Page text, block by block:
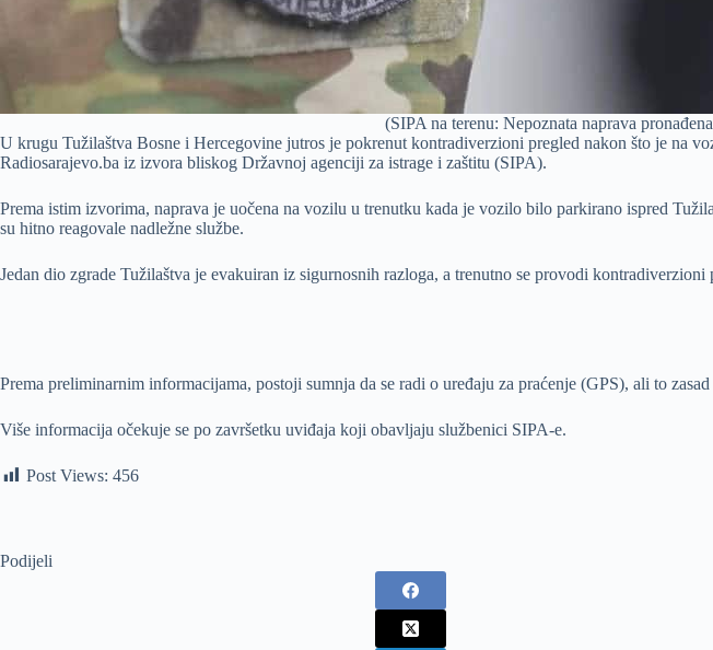
(SIPA na terenu: Nepoznata naprava
U krugu Tužilaštva Bosne i Hercegovine jutros je pokrenut kontradiverzioni pregled nakon što je na
Radiosarajevo.ba iz izvora bliskog Državnoj agenciji za istrage i zaštitu (SIPA).
Prema istim izvorima, naprava je uočena na vozilu u trenutku kada je vozilo bilo parkirano ispred
su hitno reagovale nadležne službe.
Jedan dio zgrade Tužilaštva je evakuiran iz sigurnosnih razloga, a trenutno se provodi
Prema preliminarnim informacijama, postoji sumnja da se radi o uređaju za praćenje (GPS), ali to
Više informacija očekuje se po završetku uviđaja koji obavljaju službenici SIPA-e.
Post Views: 456
Podijeli